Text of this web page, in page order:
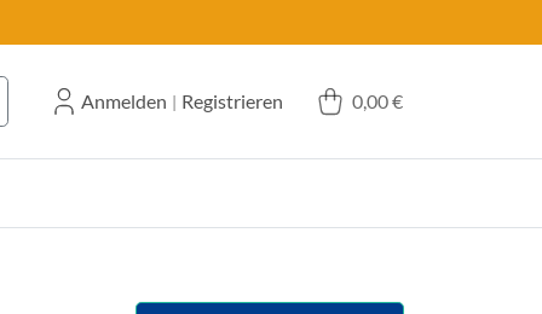
Anmelden | Registrieren 0,00 €